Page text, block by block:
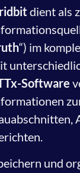
dient als
“) im
Software
und